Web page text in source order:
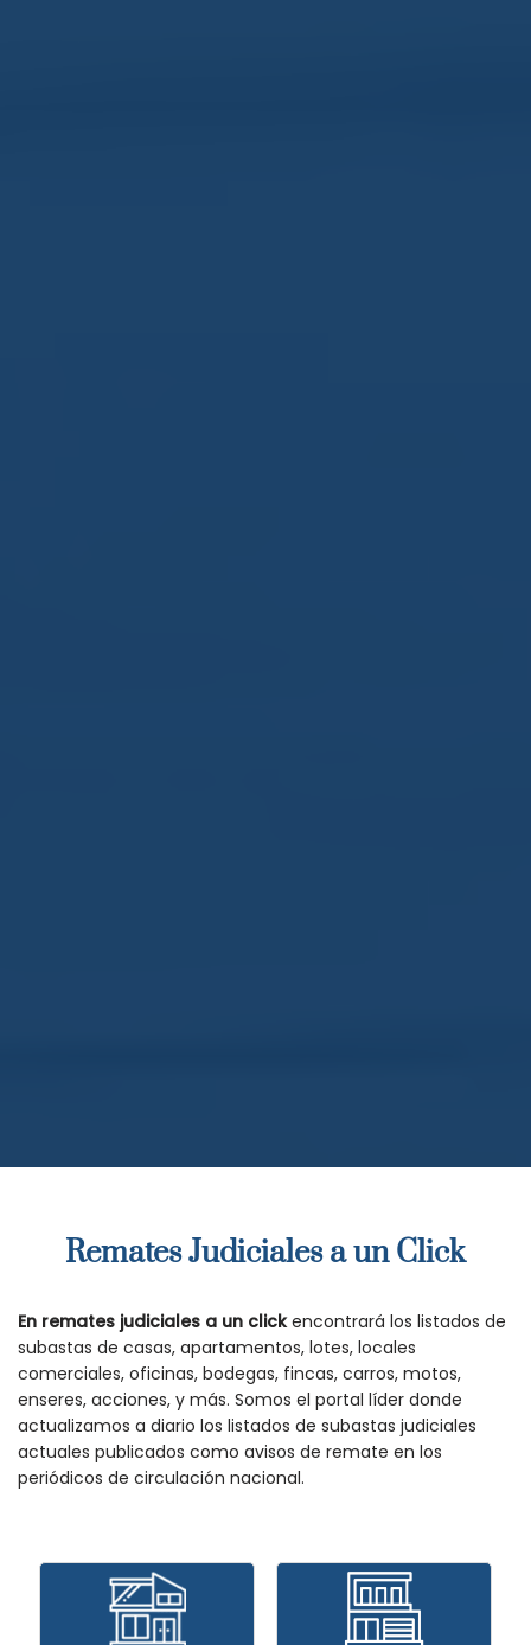
Remates Judiciales a un Click
En remates judiciales a un clickencontrará los listados de
subastas de casas, apartamentos, lotes, locales
comerciales, oficinas, bodegas, fincas, carros, motos,
enseres, acciones, y más. Somos el portal líder donde
actualizamos a diario los listados de subastas judiciales
actuales publicados como avisos de remate en los
periódicos de circulación nacional.